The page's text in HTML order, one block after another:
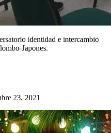
identidad e intercambio
Japones.
23, 2021